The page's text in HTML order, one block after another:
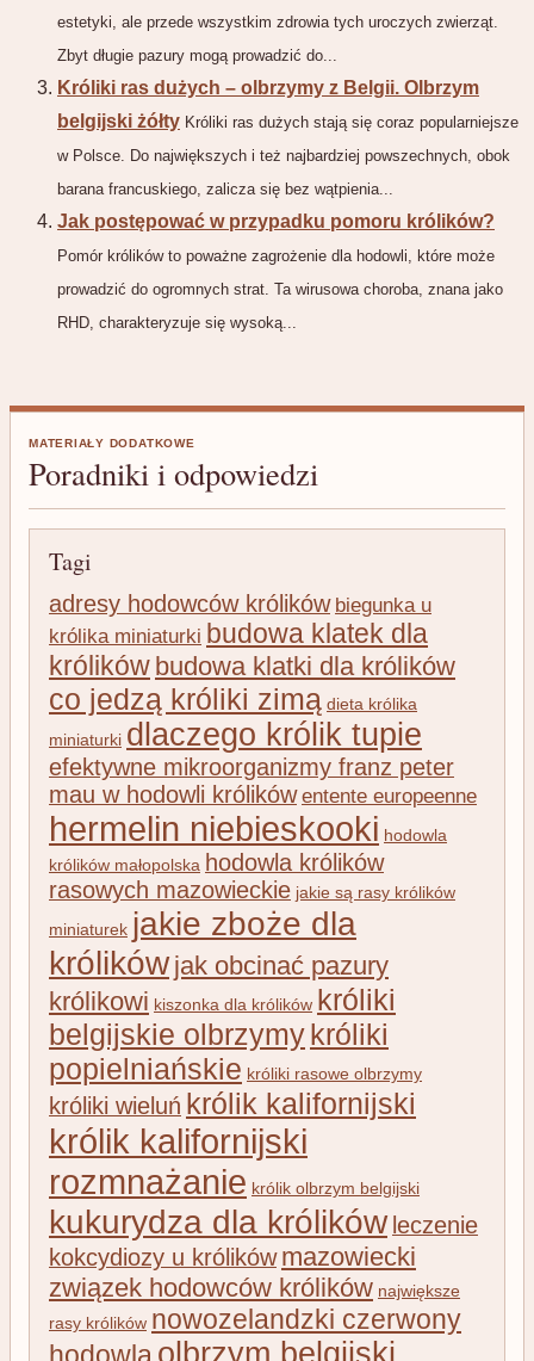
estetyki, ale przede wszystkim zdrowia tych uroczych zwierząt.
Zbyt długie pazury mogą prowadzić do...
Króliki ras dużych – olbrzymy z Belgii. Olbrzym
belgijski żółty Króliki ras dużych stają się coraz popularniejsze
w Polsce. Do największych i też najbardziej powszechnych, obok
barana francuskiego, zalicza się bez wątpienia...
Jak postępować w przypadku pomoru królików?
Pomór królików to poważne zagrożenie dla hodowli, które może
prowadzić do ogromnych strat. Ta wirusowa choroba, znana jako
RHD, charakteryzuje się wysoką...
MATERIAŁY DODATKOWE
Poradniki i odpowiedzi
Tagi
adresy hodowców królików biegunka u
królika miniaturki budowa klatek dla
królików budowa klatki dla królików
co jedzą króliki zimą dieta królika
miniaturki dlaczego królik tupie
efektywne mikroorganizmy franz peter
mau w hodowli królików entente europeenne
hermelin niebieskooki hodowla
królików małopolska hodowla królików
rasowych mazowieckie jakie są rasy królików
miniaturek jakie zboże dla
królików jak obcinać pazury
królikowi kiszonka dla królików króliki
belgijskie olbrzymykróliki
popielniańskie króliki rasowe olbrzymy
króliki wieluń królik kalifornijski
królik kalifornijski
rozmnażanie królik olbrzym belgijski
kukurydza dla królików leczenie
kokcydiozy u królików mazowiecki
związek hodowców królików największe
rasy królików nowozelandzki czerwony
hodowlaolbrzym belgijski